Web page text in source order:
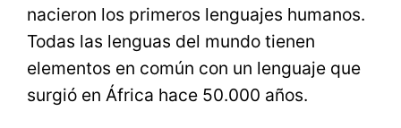
nacieron los primeros lenguajes humanos.
Todas las lenguas del mundo tienen
elementos en común con un lenguaje que
surgió en África hace 50.000 años.